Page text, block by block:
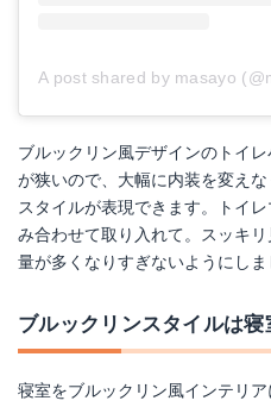
A post shared by masayo
ブルックリン風デザインのトイ
が狭いので、大幅に内装を変え
スタイルが表現できます。トイ
み合わせて取り入れて。スッキ
量が多くなりすぎないようにしま
ブルックリンスタイルは寝
寝室をブルックリン風インテリ